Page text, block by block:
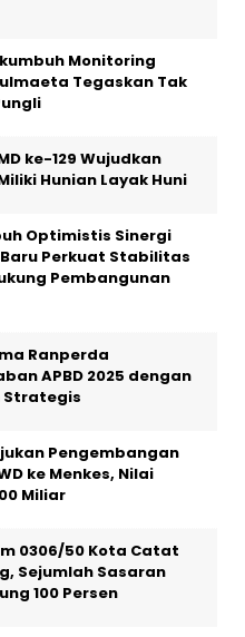
Monitoring
Tegaskan Tak
ke-129 Wujudkan
Hunian Layak Huni
Optimistis Sinergi
Perkuat Stabilitas
Pembangunan
Ranperda
APBD 2025 dengan
Strategis
Pengembangan
ke Menkes, Nilai
Miliar
0306/50 Kota Catat
Sejumlah Sasaran
100 Persen